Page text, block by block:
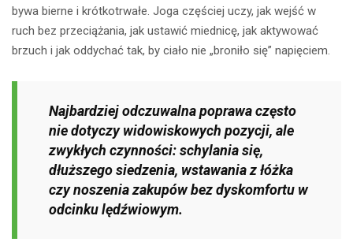
bywa bierne i krótkotrwałe. Joga częściej uczy, jak wejść w
ruch bez przeciążania, jak ustawić miednicę, jak aktywować
brzuch i jak oddychać tak, by ciało nie „broniło się” napięciem.
Najbardziej odczuwalna poprawa często
nie dotyczy widowiskowych pozycji, ale
zwykłych czynności: schylania się,
dłuższego siedzenia, wstawania z łóżka
czy noszenia zakupów bez dyskomfortu w
odcinku lędźwiowym.